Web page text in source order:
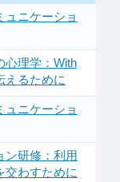
ュニケーショ
心理学：With
えるために
ュニケーショ
ン研修：利用
交わすために